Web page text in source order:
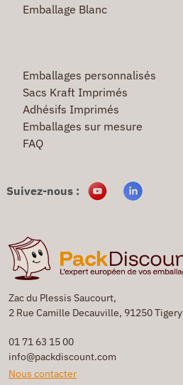
Zac du Plessis Saucourt,
2 Rue Camille Decauville, 91250 Tigery
01 71 63 15 00
info@packdiscount.com
Nous contacter
Emballage Blanc
Emballages personnalisés
Sacs Kraft Imprimés
Adhésifs Imprimés
Emballages sur mesure
FAQ
Suivez-nous :